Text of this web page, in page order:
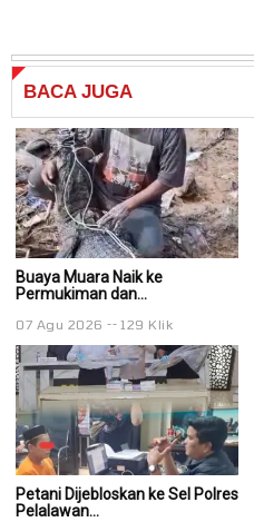
BACA JUGA
Buaya Muara Naik ke
Permukiman dan...
07 Agu 2026 129 Klik
Petani Dijebloskan ke Sel Polres
Pelalawan...